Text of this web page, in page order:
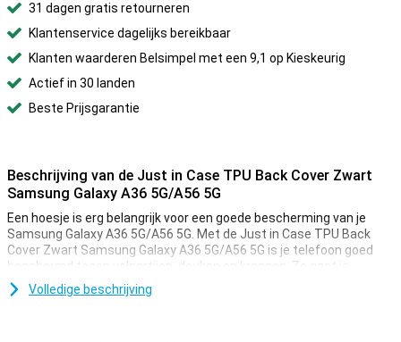
31 dagen gratis retourneren
Klantenservice dagelijks bereikbaar
Klanten waarderen Belsimpel met een 9,1 op Kieskeurig
Actief in 30 landen
Beste Prijsgarantie
Beschrijving van de Just in Case TPU Back Cover Zwart
Samsung Galaxy A36 5G/A56 5G
Een hoesje is erg belangrijk voor een goede bescherming van je
Samsung Galaxy A36 5G/A56 5G. Met de Just in Case TPU Back
Cover Zwart Samsung Galaxy A36 5G/A56 5G is je telefoon goed
beschermd tegen valpartijen, deuken en krassen. Zo gaat je
telefoon lekker lang mee.
Volledige beschrijving